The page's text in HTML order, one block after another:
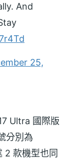
And
25,
Ultra 國際版
分別為
2 款機型也同